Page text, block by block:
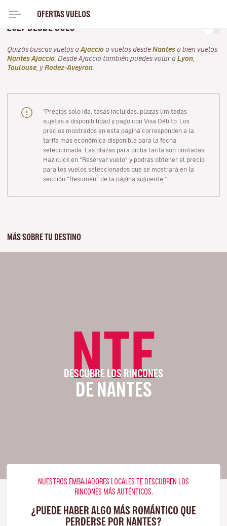
OFERTAS VUELOS
PARA EL VERANO, VUELA CON VOLOTEA EN JULIO
2027 DESDE SOLO
Quizás buscas vuelos a Ajaccio o vuelos desde Nantes o bien vuelos
Nantes Ajaccio . Desde Ajaccio también puedes volar a Lyon
Toulouse , y Rodez-Aveyron
"Precios solo ida, tasas incluidas, plazas limitadas
sujetas a disponibilidad y pago con Visa Débito. Los
precios mostrados en esta página corresponden a la
tarifa más económica disponible para la fecha
seleccionada. Las plazas para dicha tarifa son limitadas.
Haz click en “Reservar vuelo” y podrás obtener el precio
para los vuelos seleccionados que se mostrará en la
sección “Resumen” de la página siguiente."
MÁS SOBRE TU DESTINO
NTE
DESCUBRE LOS RINCONES
DE NANTES
NUESTROS EMBAJADORES LOCALES TE DESCUBREN LOS
RINCONES MÁS AUTÉNTICOS.
¿PUEDE HABER ALGO MÁS ROMÁNTICO QUE
PERDERSE POR NANTES?